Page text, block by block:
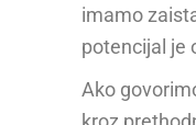
imamo
potencijal je
Ako